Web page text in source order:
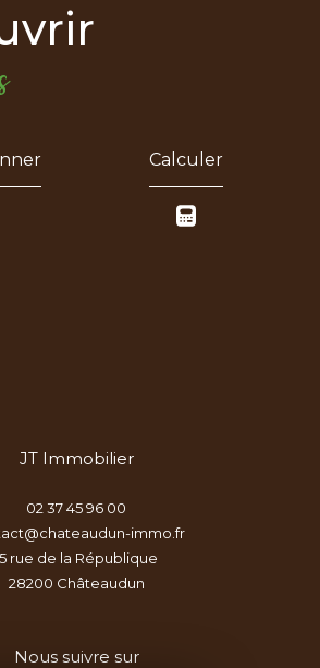
Calculer
JT Immobilier
02 37 45 96 00
immo.fr
rue de la République
28200
châteaudun
Nous suivre sur